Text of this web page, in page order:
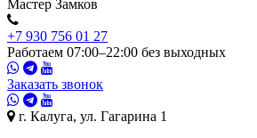
Мастер Замков
+7 930 756 01 27
Работаем 07:00–22:00 без выходных
Заказать звонок
г. Калуга, ул. Гагарина 1